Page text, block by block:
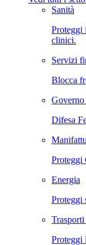
Sanità
Proteggi
clinici.
Servizi
Blocca
Governo
Difesa
Proteggi
Energia
Proteggi
Proteggi